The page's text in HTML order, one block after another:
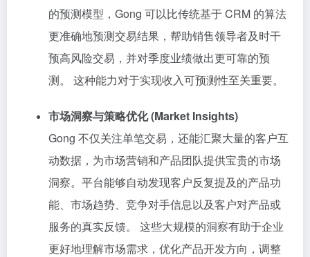
的预测模型，Gong 可以比传统基于 CRM 的算法
更准确地预测交易结果，帮助销售领导者及时干
预高风险交易，并对季度业绩做出更可靠的预
测。 这种能力对于实现收入可预测性至关重要。
市场洞察与策略优化 (Market Insights)
Gong 不仅关注单笔交易，还能汇聚大量的客户互
动数据，为市场营销和产品团队提供宝贵的市场
洞察。平台能够自动发现客户反复提及的产品功
能、市场趋势、竞争对手信息以及客户对产品或
服务的真实反馈。 这些大规模的洞察有助于企业
更好地理解市场需求，优化产品开发方向，调整